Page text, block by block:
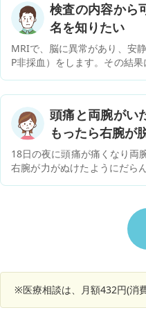
検査の内容から
名を知りたい
MRIで、脳に異常があり、安
P非採血）をします。その結
されるのでしょうか？宜しく
頭痛と両腕がい
もったら右腕が
18日の夜に頭痛が痛くなり両
右腕が力がぬけたようにだら
120/75ぐらいで たまに
時々偏頭痛だったり頭痛だっ
が脳梗塞をやっているのでと
での脳ドックなどやったこと
※医療相談は、月額432円(消